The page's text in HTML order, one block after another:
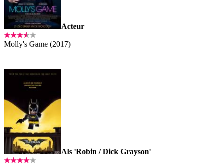
Acteur
Molly's Game (2017)
Als 'Robin / Dick Grayson'